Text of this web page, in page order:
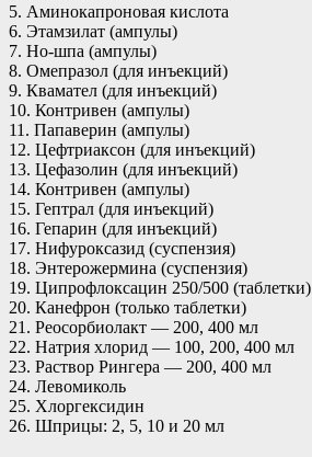
5. Аминокапроновая кислота
6. Этамзилат (ампулы)
7. Но-шпа (ампулы)
8. Омепразол (для инъекций)
9. Квамател (для инъекций)
10. Контривен (ампулы)
11. Папаверин (ампулы)
12. Цефтриаксон (для инъекций)
13. Цефазолин (для инъекций)
14. Контривен (ампулы)
15. Гептрал (для инъекций)
16. Гепарин (для инъекций)
17. Нифуроксазид (суспензия)
18. Энтерожермина (суспензия)
19. Ципрофлоксацин 250/500 (таблетки)
20. Канефрон (только таблетки)
21. Реосорбиолакт — 200, 400 мл
22. Натрия хлорид — 100, 200, 400 мл
23. Раствор Рингера — 200, 400 мл
24. Левомиколь
25. Хлоргексидин
26. Шприцы: 2, 5, 10 и 20 мл